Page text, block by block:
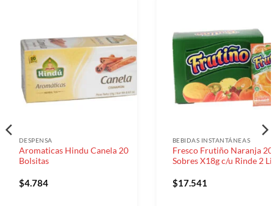
DESPENSA
Aromaticas Hindu Canela 20
Bolsitas
$4.784
BEBIDAS INSTANTÁNEAS
Fresco Frutiño Naranja 20
Sobres X18g c/u Rinde 2
$17.541